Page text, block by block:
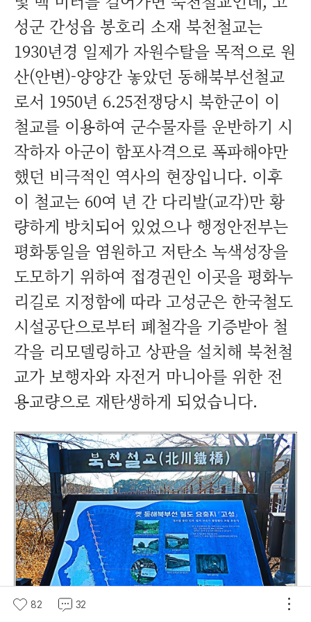
성군 간성읍 봉호리 소재 북천철교는
1930년경 일제가 자원수탈을 목적으로 원
산(안변)-양양간 놓았던 동해북부선철교
로서 1950년 6.25전쟁당시 북한군이 이
철교를 이용하여 군수물자를 운반하기 시
작하자 아군이 함포사격으로 폭파해야만
했던 비극적인 역사의 현장입니다. 이후
이 철교는 60여 년 간 다리발(교각)만 황
량하게 방치되어 있었으나 행정안전부는
평화통일을 염원하고 저탄소 녹색성장을
도모하기 위하여 접경권인 이곳을 평화누
리길로 지정함에 따라 고성군은 한국철도
시설공단으로부터 폐철각을 기증받아 철
각을 리모델링하고 상판을 설치해 북천철
교가 보행자와 자전거 마니아를 위한 전
용교량으로 재탄생하게 되었습니다.
82 32